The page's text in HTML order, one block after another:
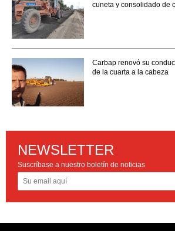
cuneta y consolidado de
Carbap renovó su
de la cuarta a la cabeza
NEWSLETTER
Suscríbase a nuestro boletín de noticias